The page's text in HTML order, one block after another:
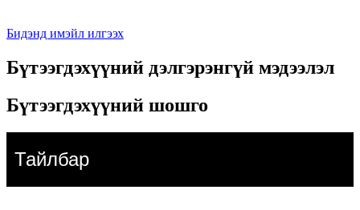
Бидэнд имэйл илгээх
Бүтээгдэхүүний дэлгэрэнгүй мэдээлэл
Бүтээгдэхүүний шошго
Тайлбар